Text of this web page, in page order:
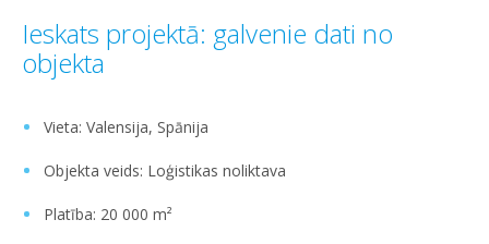
Ieskats projektā: galvenie dati no
objekta
Vieta: Valensija, Spānija
Objekta veids: Loģistikas noliktava
Platība: 20 000 m²